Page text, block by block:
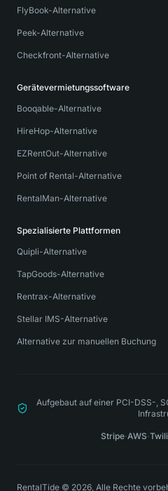
FlyBook-Alternative
Peek-Alternative
Checkfront-Alternative
Gerätevermietungssoftware
Booqable-Alternative
HireHop-Alternative
EZRentOut-Alternative
Point of Rental-Alternative
RentalMan-Alternative
Spezialisierte Plattformen
Quipli-Alternative
TapGoods-Alternative
Rentrax-Alternative
Stellar IMS-Alternative
Alternative zur manuellen Buchung
Aufgebaut auf einer PCI-DSS-,
Stripe·AWS·
RentalTide © 2026, Alle Rechte